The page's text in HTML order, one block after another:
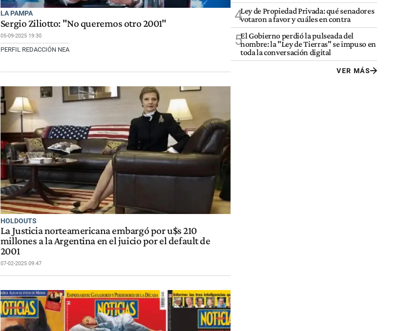
LA PAMPA
Sergio Ziliotto: "No queremos otro 2001"
05-09-2025 19:30
PERFIL REDACCIÓN NEA
HOLDOUTS
La Justicia norteamericana embargó por u$s 210
millones a la Argentina en el juicio por el default de
2001
07-02-2025 09:47
4Ley de Propiedad Privada: qué senadores
votaron a favor y cuáles en contra
5El Gobierno perdió la pulseada del
nombre: la "Ley de Tierras" se impuso en
toda la conversación digital
VER MÁS